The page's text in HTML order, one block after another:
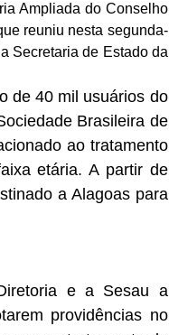
Ampliada do Conselho
reuniu nesta segunda-
Secretaria de Estado da
de 40 mil usuários do
Brasileira de
ao tratamento
etária. A partir de
a Alagoas para
e a Sesau a
providências no